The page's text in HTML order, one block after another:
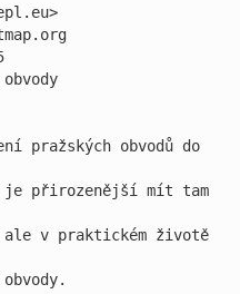
pražských obvodů do
je přirozenější mít tam
v praktickém životě